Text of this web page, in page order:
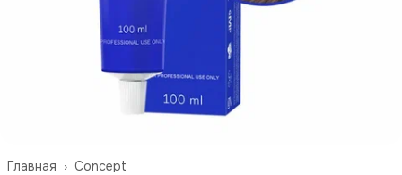
Concept
Главная ›